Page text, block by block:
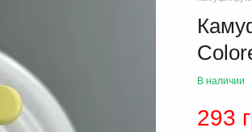
В наличии
293